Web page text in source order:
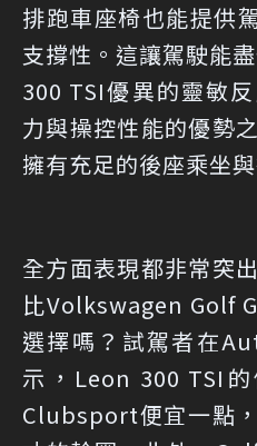
排跑車座椅也能提供
支撐性。這讓駕駛能
300 TSI優異的靈敏
力與操控性能的優勢
擁有充足的後座乘坐
全方面表現都非常突
比Volkswagen Golf
選擇嗎？試駕者在
示，Leon 300 TSI
Clubsport便宜一點